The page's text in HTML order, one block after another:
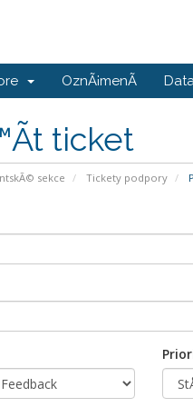
OznÃ¡menÃ­
ticket
sekce Tickety podpory